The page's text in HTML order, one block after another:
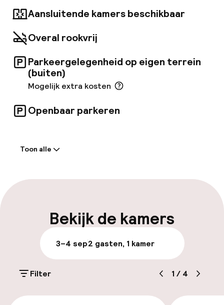
Aansluitende kamers beschikbaar
Overal rookvrij
Parkeergelegenheid op eigen terrein
(buiten)
Mogelijk extra kosten
Openbaar parkeren
Laat uitchecken mogelijk
Bagageruimte
Parkeren & mobiliteit
(buiten)
Toon alle
Bekijk de kamers
3–4 sep2 gasten, 1 kamer
Filter 1 / 4